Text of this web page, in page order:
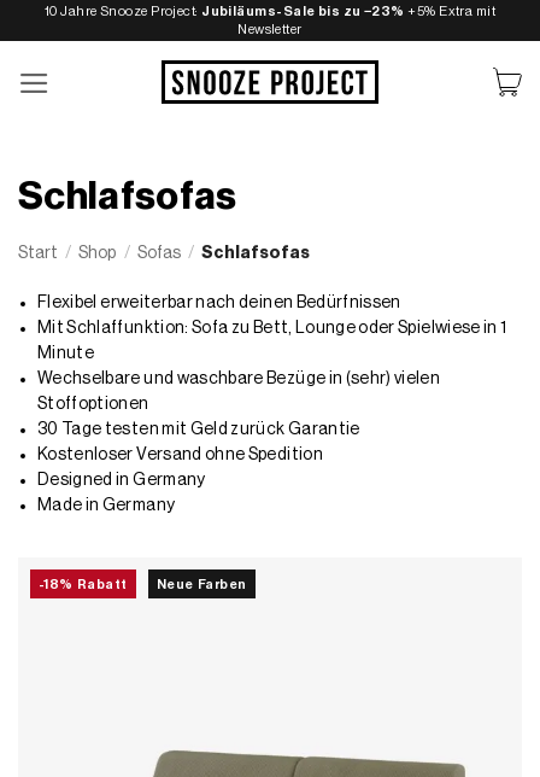
Inhalt
springen
10 Jahre Snooze Project: Jubiläums-Sale bis zu −23% +5% Extra mit
Newsletter
Schlafsofas
Start / Shop / Sofas / Schlafsofas
Flexibel erweiterbar nach deinen Bedürfnissen
Mit Schlaffunktion: Sofa zu Bett, Lounge oder Spielwiese in 1
Minute
Wechselbare und waschbare Bezüge in (sehr) vielen
Stoffoptionen
30 Tage testen mit Geld zurück Garantie
Kostenloser Versand ohne Spedition
Designed in Germany
Made in Germany
-18% Rabatt Neue Farben